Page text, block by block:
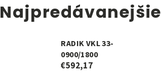
Najpredávanejšie
RADIK VKL 33-
0900/1800
€592,17